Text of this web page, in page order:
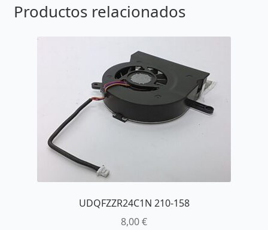
Productos relacionados
UDQFZZR24C1N 210-158
8,00€